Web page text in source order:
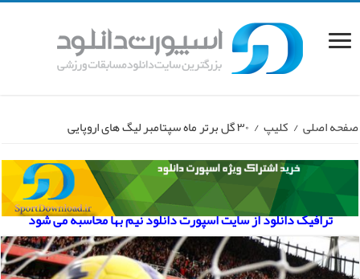
صفحه اصلی / کلیپ / ۳۰ گل برتر ماه سپتامبر لیگ های اروپایی
ترافیک دانلود از سایت اسپورت دانلود نیم بها محاسبه می شود